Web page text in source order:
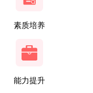
素质培养
能力提升